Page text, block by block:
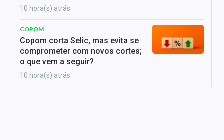
10 hora(s) atrás
COPOM
Copom corta Selic, mas evita se
comprometer com novos cortes;
o que vem a seguir?
10 hora(s) atrás